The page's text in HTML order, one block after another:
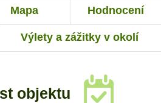
Mapa Hodnocení
Výlety a zážitky v okolí
objektu